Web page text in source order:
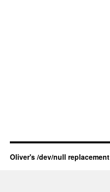
Oliver's /dev/null replacement